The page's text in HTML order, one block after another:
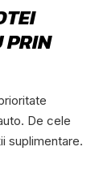
PRIN
De cele
suplimentare.